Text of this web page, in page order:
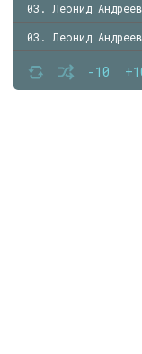
-10
03. Леонид
03. Леонид
03. Леонид
04. Александр